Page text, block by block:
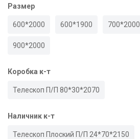
Размер
600*2000 600*1900 700*2000
900*2000
Коробка к-т
Телескоп П/П 80*30*2070
Наличник к-т
Телескоп Плоский П/П 24*70*2150